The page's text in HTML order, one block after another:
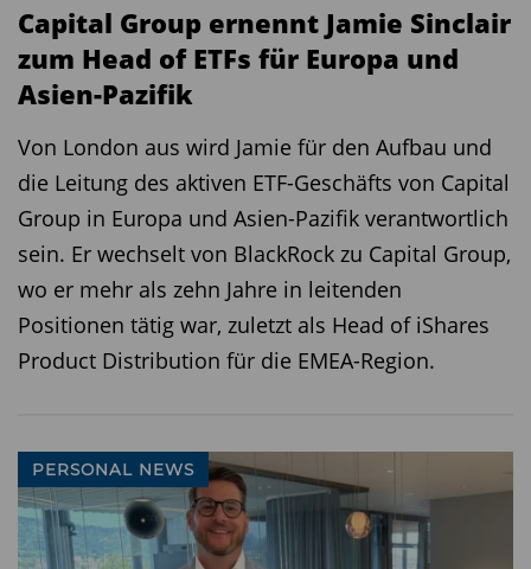
Capital Group ernennt Jamie Sinclair
zum Head of ETFs für Europa und
Asien-Pazifik
Von London aus wird Jamie für den Aufbau und
die Leitung des aktiven ETF-Geschäfts von Capital
Group in Europa und Asien-Pazifik verantwortlich
sein. Er wechselt von BlackRock zu Capital Group,
wo er mehr als zehn Jahre in leitenden
Positionen tätig war, zuletzt als Head of iShares
Product Distribution für die EMEA-Region.
PERSONAL NEWS